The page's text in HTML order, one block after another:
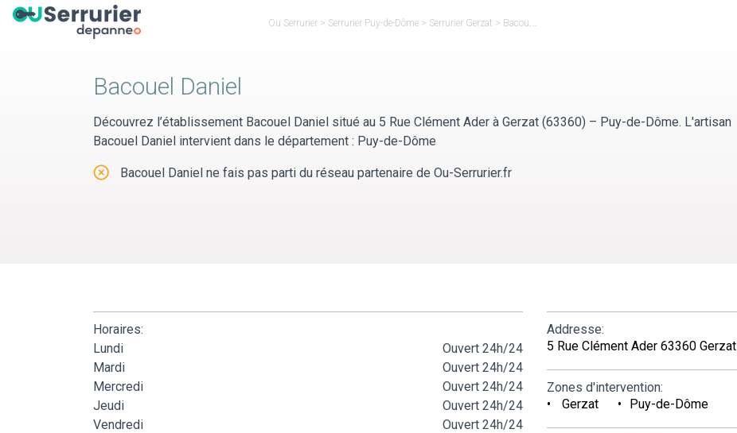
Panneau de gestion des cookies
Ou Serrurier > Serrurier Puy-de-Dôme > Serrurier Gerzat > Bacouel Daniel
Bacouel Daniel
Découvrez l’établissement Bacouel Daniel situé au 5 Rue Clément Ader à Gerzat (63360) – Puy-de-Dôme. L'artisan
Bacouel Daniel intervient dans le département : Puy-de-Dôme
Bacouel Daniel ne fais pas parti du réseau partenaire de Ou-Serrurier.fr
Horaires:
Lundi
Ouvert 24h/24
Mardi
Ouvert 24h/24
Mercredi
Ouvert 24h/24
Jeudi
Ouvert 24h/24
Vendredi
Ouvert 24h/24
Addresse:
5 Rue Clément Ader 63360 Gerzat
Zones d'intervention:
Gerzat
Puy-de-Dôme